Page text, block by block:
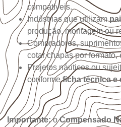
compatíveis.
Indústrias que utilizam
produção, montagem ou
Compradores,
cotar chapas por
Projetos náuticos ou
conformeficha técnica e
Importante:oCompensado